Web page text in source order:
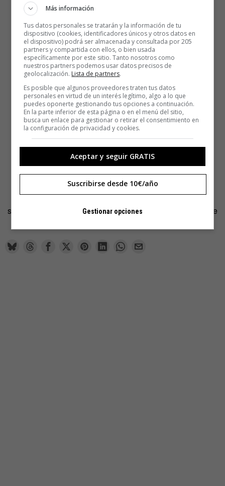
La frase “armarse la gorda”, sin embargo, quedó para
siempre en nuestro idioma como augurio o constatación de
Más información
Tus datos personales se tratarán y la información de tu
dispositivo (cookies, identificadores únicos y otros datos en
el dispositivo) podrá ser almacenada y consultada por 205
partners y compartida con ellos, o bien usada
específicamente por este sitio. Tanto nosotros como
nuestros partners podemos usar datos precisos de
geolocalización. Lista de partners.
Es posible que algunos proveedores traten tus datos
personales en virtud de un interés legítimo, algo a lo que
puedes oponerte gestionando tus opciones a continuación.
En la parte inferior de esta página o en el menú del sitio,
busca un enlace para gestionar o retirar el consentimiento en
la configuración de privacidad y cookies.
Aceptar y seguir GRATIS
Suscribirse desde 10€/año
Gestionar opciones